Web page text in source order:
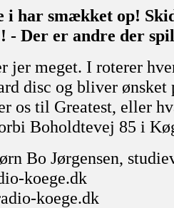
i har smækket op!
! - Der er andre der
jer meget. I roterer
disc og bliver
os til Greatest, eller
Boholdtevej 85 i
Bo Jørgensen,
koege.dk
koege.dk